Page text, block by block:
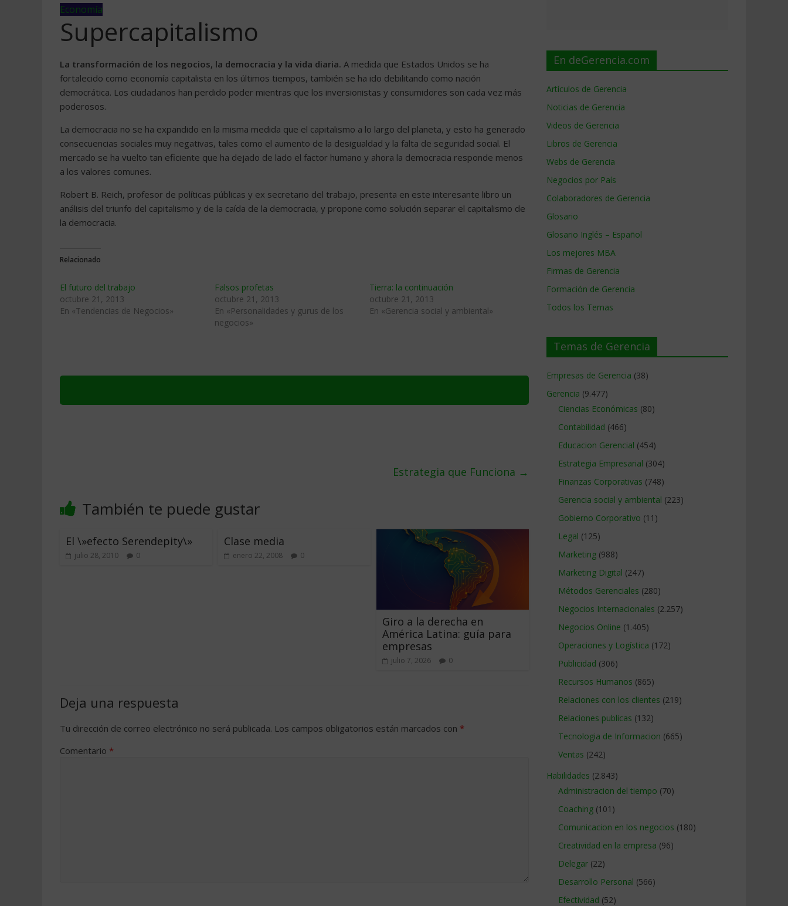
Economía
Supercapitalismo
La transformación de los negocios, la democracia y la vida diaria. A medida que Estados Unidos se ha
fortalecido como economía capitalista en los últimos tiempos, también se ha ido debilitando como nación
democrática. Los ciudadanos han perdido poder mientras que los inversionistas y consumidores son cada vez más
poderosos.
La democracia no se ha expandido en la misma medida que el capitalismo a lo largo del planeta, y esto ha generado
consecuencias sociales muy negativas, tales como el aumento de la desigualdad y la falta de seguridad social. El
mercado se ha vuelto tan eficiente que ha dejado de lado el factor humano y ahora la democracia responde menos
a los valores comunes.
Robert B. Reich, profesor de políticas públicas y ex secretario del trabajo, presenta en este interesante libro un
análisis del triunfo del capitalismo y de la caída de la democracia, y propone como solución separar el capitalismo de
la democracia.
Relacionado
El futuro del trabajo
octubre 21, 2013
En «Tendencias de Negocios»
Falsos profetas
octubre 21, 2013
En «Personalidades y gurus de los
negocios»
Tierra: la continuación
octubre 21, 2013
En «Gerencia social y ambiental»
Estrategia que Funciona →
También te puede gustar
El \»efecto Serendepity\»
julio 28, 2010 0
Clase media
enero 22, 2008 0
Giro a la derecha en
América Latina: guía para
empresas
julio 7, 2026 0
Deja una respuesta
Tu dirección de correo electrónico no será publicada. Los campos obligatorios están marcados con *
Comentario *
En deGerencia.com
Artículos de Gerencia
Noticias de Gerencia
Videos de Gerencia
Libros de Gerencia
Webs de Gerencia
Negocios por País
Colaboradores de Gerencia
Glosario
Glosario Inglés – Español
Los mejores MBA
Firmas de Gerencia
Formación de Gerencia
Todos los Temas
Temas de Gerencia
Empresas de Gerencia (38)
Gerencia (9.477)
Ciencias Económicas (80)
Contabilidad (466)
Educacion Gerencial (454)
Estrategia Empresarial (304)
Finanzas Corporativas (748)
Gerencia social y ambiental (223)
Gobierno Corporativo (11)
Legal (125)
Marketing (988)
Marketing Digital (247)
Métodos Gerenciales (280)
Negocios Internacionales (2.257)
Negocios Online (1.405)
Operaciones y Logística (172)
Publicidad (306)
Recursos Humanos (865)
Relaciones con los clientes (219)
Relaciones publicas (132)
Tecnologia de Informacion (665)
Ventas (242)
Habilidades (2.843)
Administracion del tiempo (70)
Coaching (101)
Comunicacion en los negocios (180)
Creatividad en la empresa (96)
Delegar (22)
Desarrollo Personal (566)
Efectividad (52)